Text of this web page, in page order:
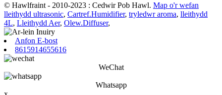
© Hawlfraint - 2010-2023 : Cedwir Pob Hawl. Map o'r wefan
lleithydd ultrasonic, Cartref.Humidifier, tryledwr aroma, lleithydd
4L, Lleithydd Aer, Olew.Diffuser,
Anfon E-bost
8615914655616
WeChat
Whatsapp